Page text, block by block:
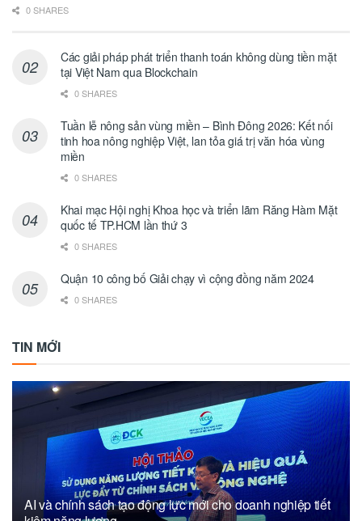
0 SHARES
Các giải pháp phát triển thanh toán không dùng tiền mặt
tại Việt Nam qua Blockchain
0 SHARES
Tuần lễ nông sản vùng miền – Bình Đông 2026: Kết nối
tinh hoa nông nghiệp Việt, lan tỏa giá trị văn hóa vùng
miền
0 SHARES
Khai mạc Hội nghị Khoa học và triển lãm Răng Hàm Mặt
quốc tế TP.HCM lần thứ 3
0 SHARES
Quận 10 công bố Giải chạy vì cộng đồng năm 2024
0 SHARES
TIN MỚI
AI và chính sách tạo động lực mới cho doanh nghiệp tiết